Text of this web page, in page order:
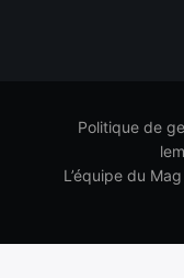
Politique de
L’équipe du